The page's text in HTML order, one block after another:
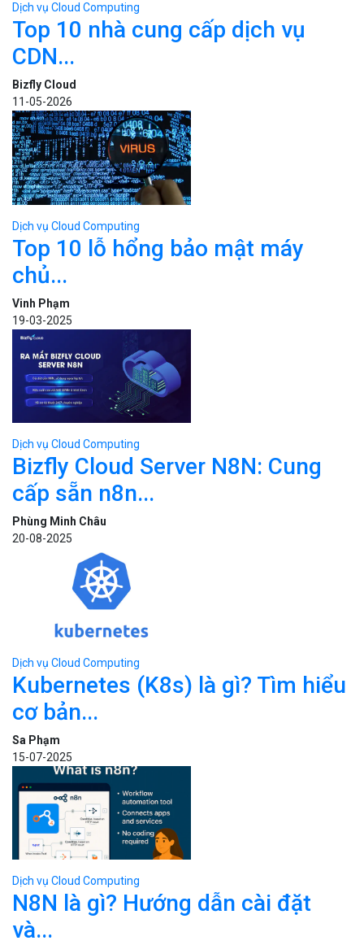
Dịch vụ Cloud Computing
Top 10 nhà cung cấp dịch vụ
CDN...
Bizfly Cloud
11-05-2026
Dịch vụ Cloud Computing
Top 10 lỗ hổng bảo mật máy
chủ...
Vinh Phạm
19-03-2025
Dịch vụ Cloud Computing
Bizfly Cloud Server N8N: Cung
cấp sẵn n8n...
Phùng Minh Châu
20-08-2025
Dịch vụ Cloud Computing
Kubernetes (K8s) là gì? Tìm hiểu
cơ bản...
Sa Phạm
15-07-2025
Dịch vụ Cloud Computing
N8N là gì? Hướng dẫn cài đặt
và...